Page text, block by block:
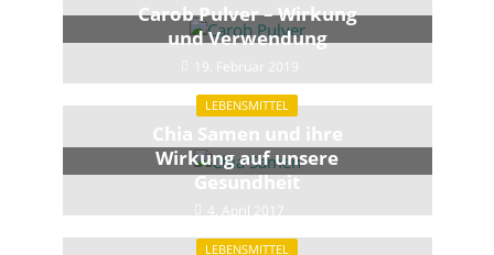
Carob Pulver – Wirkung
und Verwendung
19. Februar 2019
LEBENSMITTEL
Chia Samen und ihre
Wirkung auf unsere
Gesundheit
4. April 2017
LEBENSMITTEL